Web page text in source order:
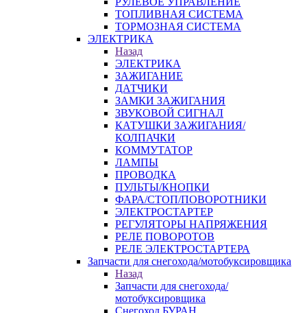
ТОПЛИВНАЯ СИСТЕМА
ТОРМОЗНАЯ СИСТЕМА
ЭЛЕКТРИКА
Назад
ЭЛЕКТРИКА
ЗАЖИГАНИЕ
ДАТЧИКИ
ЗАМКИ ЗАЖИГАНИЯ
ЗВУКОВОЙ СИГНАЛ
КАТУШКИ ЗАЖИГАНИЯ/
КОЛПАЧКИ
КОММУТАТОР
ЛАМПЫ
ПРОВОДКА
ПУЛЬТЫ/КНОПКИ
ФАРА/СТОП/ПОВОРОТНИКИ
ЭЛЕКТРОСТАРТЕР
РЕГУЛЯТОРЫ НАПРЯЖЕНИЯ
РЕЛЕ ПОВОРОТОВ
РЕЛЕ ЭЛЕКТРОСТАРТЕРА
Запчасти для снегохода/мотобуксировщика
Назад
Запчасти для снегохода/
мотобуксировщика
Снегоход БУРАН